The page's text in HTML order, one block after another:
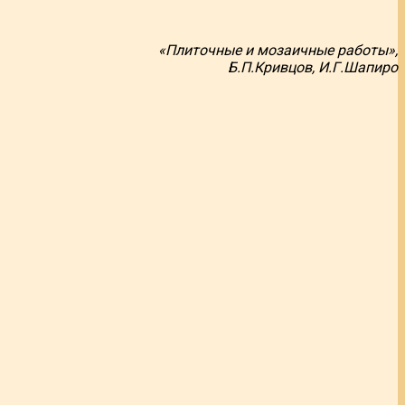
«Плиточные и мозаичные работы»,
Б.П.Кривцов, И.Г.Шапиро